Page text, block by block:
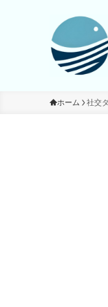
ホーム 社交